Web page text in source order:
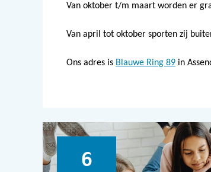
Van oktober t/m maart worden er
Van april tot oktober sporten zij
Ons adres is Blauwe Ring 89 in
6